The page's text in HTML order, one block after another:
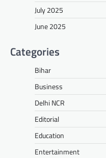
July 2025
June 2025
Categories
Bihar
Business
Delhi NCR
Editorial
Education
Entertainment